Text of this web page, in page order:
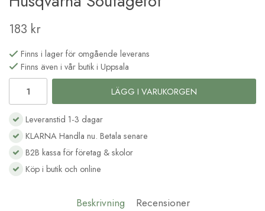
183 kr
Finns i lager för omgående leverans
Finns även i vår butik i Uppsala
LÄGG I VARUKORGEN
Leveranstid 1-3 dagar
KLARNA Handla nu. Betala senare
B2B kassa för företag & skolor
Köp i butik och online
Beskrivning Recensioner